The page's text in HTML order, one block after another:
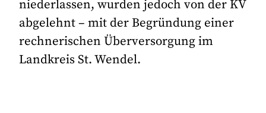
niederlassen, wurden jedoch von der KV
abgelehnt – mit der Begründung einer
rechnerischen Überversorgung im
Landkreis St. Wendel.